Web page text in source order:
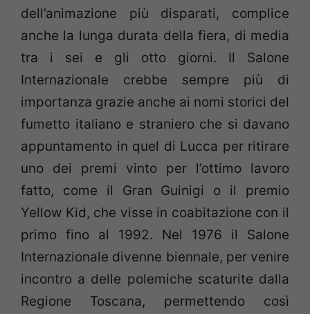
dell’animazione più disparati, complice
anche la lunga durata della fiera, di media
tra i sei e gli otto giorni. Il Salone
Internazionale crebbe sempre più di
importanza grazie anche ai nomi storici del
fumetto italiano e straniero che si davano
appuntamento in quel di Lucca per ritirare
uno dei premi vinto per l’ottimo lavoro
fatto, come il Gran Guinigi o il premio
Yellow Kid, che visse in coabitazione con il
primo fino al 1992. Nel 1976 il Salone
Internazionale divenne biennale, per venire
incontro a delle polemiche scaturite dalla
Regione Toscana, permettendo così